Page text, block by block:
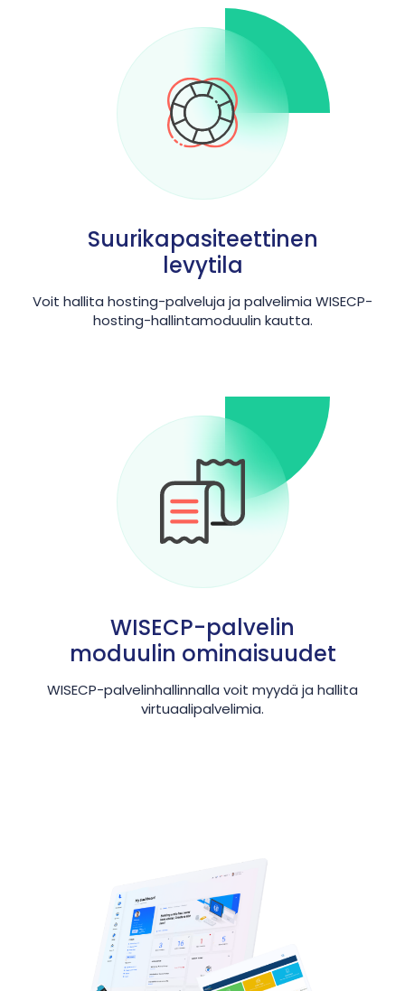
Suurikapasiteettinen
levytila
Voit hallita hosting-palveluja ja palvelimia WISECP-
hosting-hallintamoduulin kautta.
WISECP-palvelin
moduulin ominaisuudet
WISECP-palvelinhallinnalla voit myydä ja hallita
virtuaalipalvelimia.